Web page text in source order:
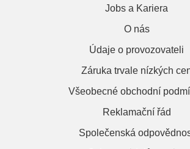
Jobs a Kariera
O nás
Údaje o provozovateli
Záruka trvale nízkých
Všeobecné obchodní
Reklamační řád
Společenská